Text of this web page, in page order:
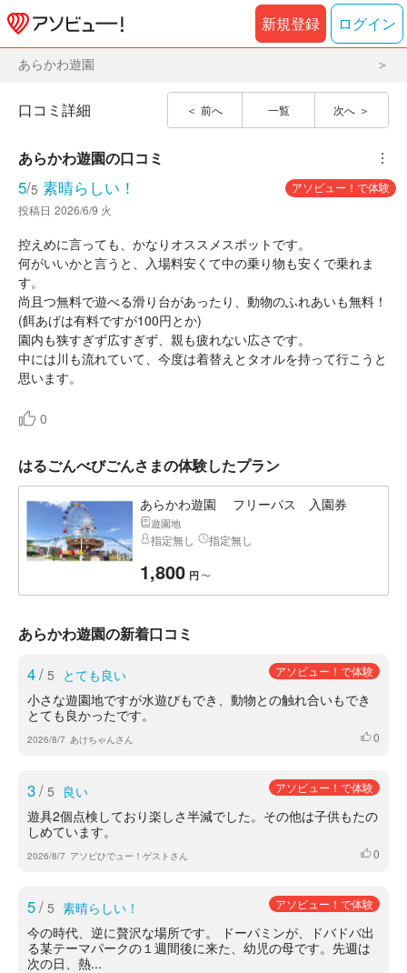
新規登録 ログイン
あらかわ遊園
前へ 一覧 次へ
口コミ詳細
あらかわ遊園の口コミ ︙
5/5 素晴らしい！
アソビュー！で体験
投稿日 2026/6/9 火
控えめに言っても、かなりオススメスポットです。
何がいいかと言うと、入場料安くて中の乗り物も安くで乗れま
す。
尚且つ無料で遊べる滑り台があったり、動物のふれあいも無料！
(餌あげは有料ですが100円とか)
園内も狭すぎず広すぎず、親も疲れない広さです。
中には川も流れていて、今度は着替えとタオルを持って行こうと
思います。
0
はるごんべびごんさまの体験したプラン
あらかわ遊園 フリーパス 入園券
遊園地
指定無し 指定無し
1,800 円 〜
あらかわ遊園の新着口コミ
4/ 5 とても良い アソビュー！で体験
小さな遊園地ですが水遊びもでき、動物との触れ合いもでき
とても良かったです。
2026/8/7 あけちゃんさん いいね
0
3/ 5 良い アソビュー！で体験
遊具2個点検しており楽しさ半減でした。その他は子供もたの
しめています。
2026/8/7 アソビひでュー！ゲストさん いいね
0
5/ 5 素晴らしい！ アソビュー！で体験
今の時代、逆に贅沢な場所です。 ドーパミンが、ドバドバ出
る某テーマパークの１週間後に来た、幼児の母です。先週は
次の日、熱...